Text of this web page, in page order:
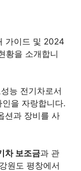
가이드 및 2024
황을 소개합니
능 전기차로서
을 자랑합니다.
션과 장비를 사
차 보조금과 관
원도 평창에서